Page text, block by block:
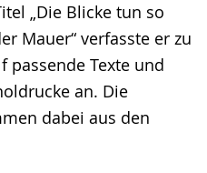
„Die Blicke tun so
Mauer“ verfasste er zu
passende Texte und
an. Die
dabei aus den